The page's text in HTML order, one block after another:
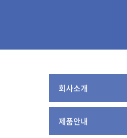
회사소개
제품안내